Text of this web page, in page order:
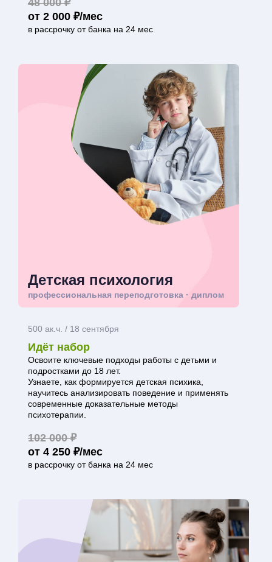
48 000 ₽
от 2 000 ₽/мес
в рассрочку от банка на 24 мес
Детская психология
профессиональная переподготовка · диплом
500 ак.ч. / 18 сентября
Идёт набор
Освоите ключевые подходы работы с детьми и
подростками до 18 лет.
Узнаете, как формируется детская психика,
научитесь анализировать поведение и применять
современные доказательные методы
психотерапии.
102 000 ₽
от 4 250 ₽/мес
в рассрочку от банка на 24 мес